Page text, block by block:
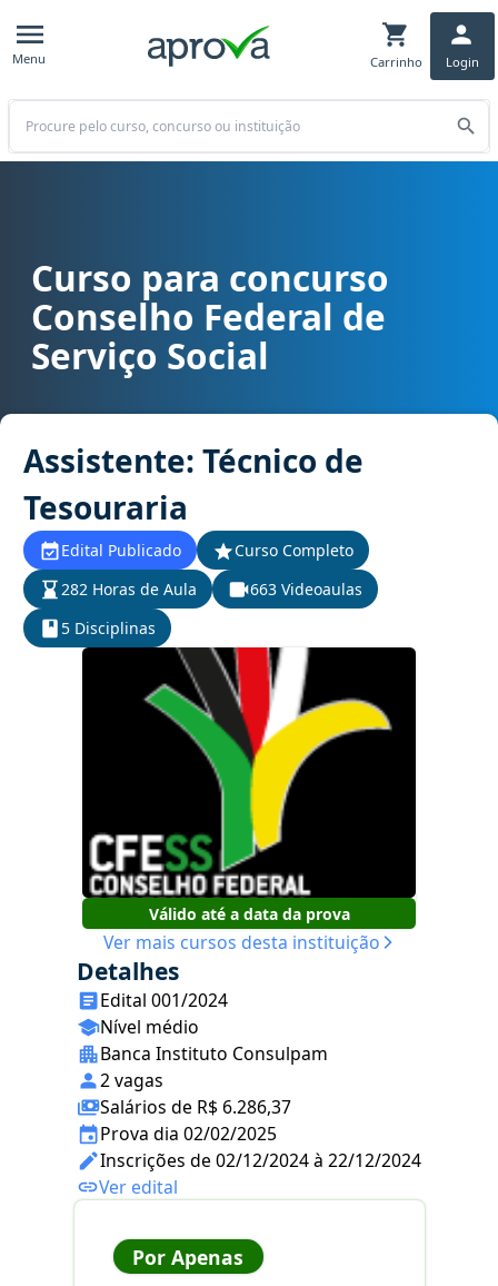
Menu Carrinho Login
Buscar
Curso para concurso CFESS - Conselho Federal de Serviço Social
Curso para concurso
Conselho Federal de
Serviço Social
Assistente: Técnico de
Tesouraria
Edital Publicado
Curso Completo
282 Horas de Aula
663 Videoaulas
5 Disciplinas
Válido até a data da prova
Ver mais cursos desta instituição
Detalhes
Edital 001/2024
Nível médio
Banca Instituto Consulpam
2 vagas
Salários de R$ 6.286,37
Prova dia 02/02/2025
Inscrições de 02/12/2024 à 22/12/2024
Ver edital
Por Apenas